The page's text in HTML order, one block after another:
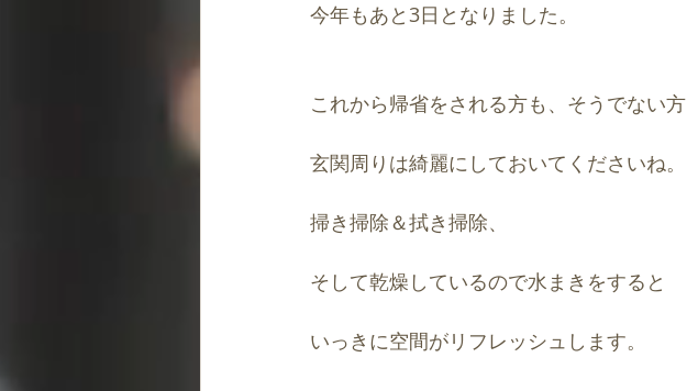
今年もあと3日となりました。
これから帰省をされる方も、そうでない方
玄関周りは綺麗にしておいてくださいね。
掃き掃除＆拭き掃除、
そして乾燥しているので水まきをすると
いっきに空間がリフレッシュします。